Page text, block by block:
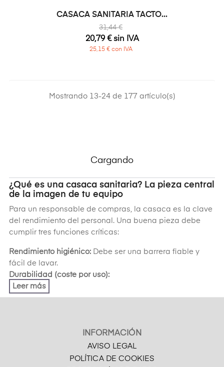
CASACA SANITARIA TACTO...
31,44 €
20,79 € sin IVA
25,15 € con IVA
Mostrando 13-24 de 177 artículo(s)
Cargando
¿Qué es una casaca sanitaria? La pieza central
de la imagen de tu equipo
Para un responsable de compras, la casaca es la clave
del rendimiento del personal. Una buena pieza debe
cumplir tres funciones críticas:
Rendimiento higiénico: Debe ser una barrera fiable y
fácil de lavar.
Durabilidad (coste por uso):
Leer más
INFORMACIÓN
AVISO LEGAL
POLÍTICA DE COOKIES